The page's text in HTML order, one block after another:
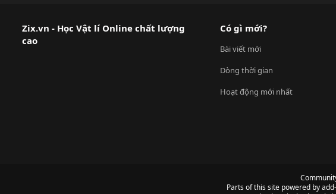
Zix.vn - Học Vật lí Online chất lượng
cao
Có gì mới?
Bài viết mới
Dòng thời gian
Hoạt động mới nhất
Parts of this site powered by